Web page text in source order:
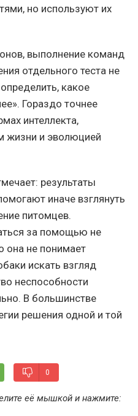
но используют их
выполнение команд
отдельного теста не
какое
Гораздо точнее
интеллекта,
жизни и эволюцией
результаты
иначе взглянуть
питомцев.
за помощью не
она не понимает
искать взгляд
неспособности
В большинстве
решения одной и той
0
её мышкой и нажмите: